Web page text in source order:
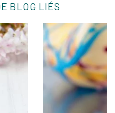
BLOG LIÉS